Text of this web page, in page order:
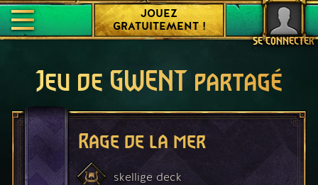
SE CONNECTER
JOUEZ
GRATUITEMENT !
Jeu de GWENT partagé
Rage de la mer
skellige deck